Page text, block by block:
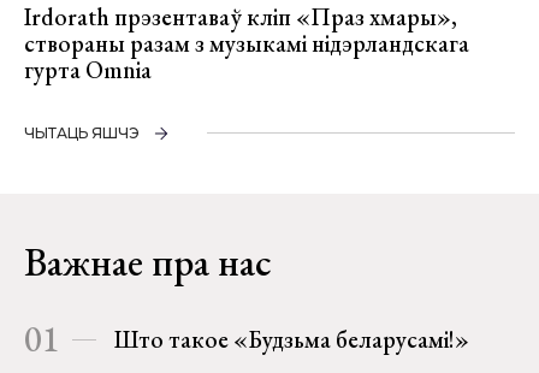
Irdorath прэзентаваў кліп «Праз хмары»,
створаны разам з музыкамі нідэрландскага
гурта Omnia
ЧЫТАЦЬ ЯШЧЭ
Важнае пра нас
01 Што такое «Будзьма беларусамі!»